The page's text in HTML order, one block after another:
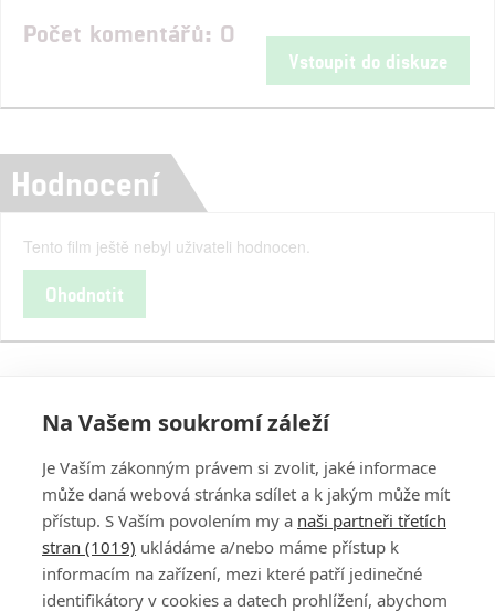
Počet komentářů: 0
Vstoupit do diskuze
Hodnocení
Tento film ještě nebyl uživateli hodnocen.
Ohodnotit
PŘIHLÁSIT
DISKUZE
Na Vašem soukromí záleží
Je Vaším zákonným právem si zvolit, jaké informace
může daná webová stránka sdílet a k jakým může mít
přístup. S Vaším povolením my a naši partneři třetích
stran (1019) ukládáme a/nebo máme přístup k
informacím na zařízení, mezi které patří jedinečné
identifikátory v cookies a datech prohlížení, abychom